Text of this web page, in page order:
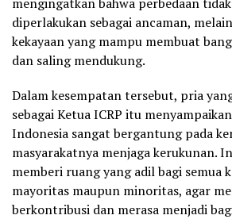
diperlakukan sebagai ancaman,
kekayaan yang mampu membuat
dan saling mendukung.
Dalam kesempatan tersebut, pria
sebagai Ketua ICRP itu
Indonesia sangat bergantung pada
masyarakatnya menjaga kerukunan.
memberi ruang yang adil bagi semua
mayoritas maupun minoritas, agar
berkontribusi dan merasa menjadi